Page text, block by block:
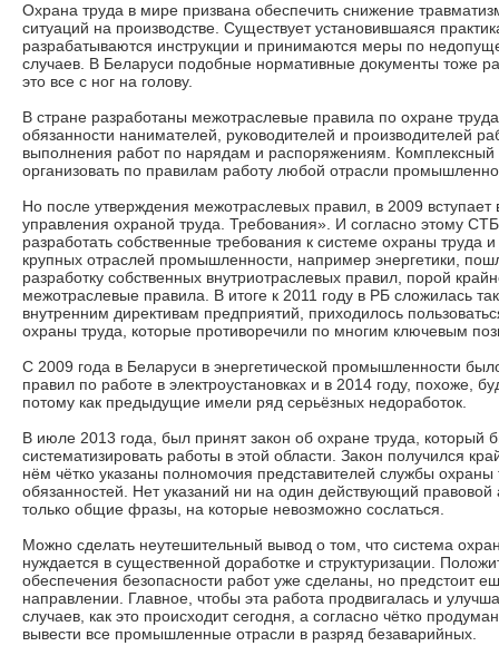
Охрана труда в мире призвана обеспечить снижение
ситуаций на производстве. Существует установившаяся
разрабатываются инструкции и принимаются меры по
случаев. В Беларуси подобные нормативные документы тоже
это все с ног на голову.
В стране разработаны межотраслевые правила по охране
обязанности нанимателей, руководителей и производителей
выполнения работ по нарядам и распоряжениям. Комплексный
организовать по правилам работу любой отрасли
Но после утверждения межотраслевых правил, в 2009
управления охраной труда. Требования». И согласно этому
разработать собственные требования к системе охраны
крупных отраслей промышленности, например энергетики,
разработку собственных внутриотраслевых правил, порой
межотраслевые правила. В итоге к 2011 году в РБ сложилась
внутренним директивам предприятий, приходилось
охраны труда, которые противоречили по многим ключевым
С 2009 года в Беларуси в энергетической промышленности
правил по работе в электроустановках и в 2014 году, похоже,
потому как предыдущие имели ряд серьёзных недоработок.
В июле 2013 года, был принят закон об охране труда, который
систематизировать работы в этой области. Закон получился
нём чётко указаны полномочия представителей службы охраны
обязанностей. Нет указаний ни на один действующий правовой
только общие фразы, на которые невозможно сослаться.
Можно сделать неутешительный вывод о том, что система
нуждается в существенной доработке и структуризации.
обеспечения безопасности работ уже сделаны, но предстоит
направлении. Главное, чтобы эта работа продвигалась и
случаев, как это происходит сегодня, а согласно чётко
вывести все промышленные отрасли в разряд безаварийных.